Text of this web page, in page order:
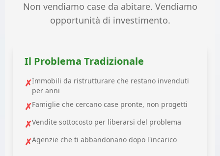
Non vendiamo case da abitare. Vendiamo
opportunità di investimento.
Il Problema Tradizionale
✗Immobili da ristrutturare che restano invenduti
per anni
✗Famiglie che cercano case pronte, non progetti
✗Vendite sottocosto per liberarsi del problema
✗Agenzie che ti abbandonano dopo l'incarico